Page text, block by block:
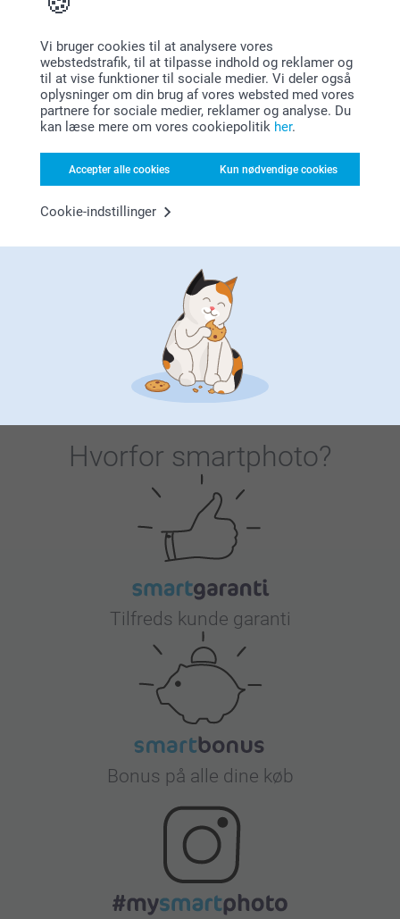
Vi bruger cookies til at analysere vores
webstedstrafik, til at tilpasse indhold og reklamer og
til at vise funktioner til sociale medier. Vi deler også
oplysninger om din brug af vores websted med vores
partnere for sociale medier, reklamer og analyse. Du
kan læse mere om vores cookiepolitik her.
Accepter alle cookies Kun nødvendige cookies
Cookie-indstillinger
Zeinab/Smartphoto
14:15
😆
14:28
Hej Søren
Tusind tak for den flotte anmeldelse!
Vi er glad at du er tilfreds med dine produkter fra os.
God fornøjelse med købet
Venlig hilsen,
Vis mere
Lignende produkter
Ny variant
Gaveetiketter til julegaverne
6 varianter
Slikpose DIY
2 varianter
7 varianter
Fra 99,00
(166 anmeldelser)
Hvorfor smartphoto?
Tilfreds kunde garanti
Bonus på alle dine køb